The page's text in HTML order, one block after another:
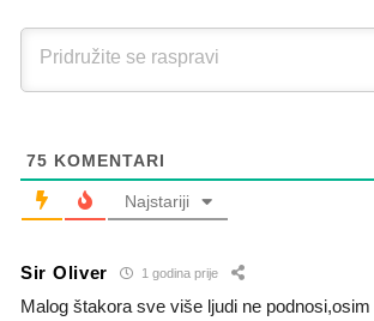
75 KOMENTARI
Najstariji
Sir Oliver 1 godina prije
Malog štakora sve više ljudi ne